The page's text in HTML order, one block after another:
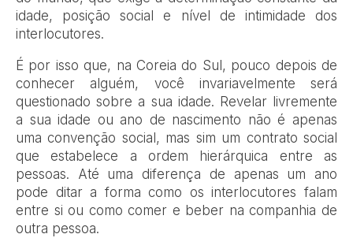
idade, posição social e nível de intimidade dos
interlocutores.
É por isso que, na Coreia do Sul, pouco depois de
conhecer alguém, você invariavelmente será
questionado sobre a sua idade. Revelar livremente
a sua idade ou ano de nascimento não é apenas
uma convenção social, mas sim um contrato social
que estabelece a ordem hierárquica entre as
pessoas. Até uma diferença de apenas um ano
pode ditar a forma como os interlocutores falam
entre si ou como comer e beber na companhia de
outra pessoa.